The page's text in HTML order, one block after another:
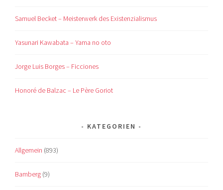
Samuel Becket – Meisterwerk des Existenzialismus
Yasunari Kawabata – Yama no oto
Jorge Luis Borges – Ficciones
Honoré de Balzac – Le Père Goriot
KATEGORIEN
Allgemein (893)
Bamberg (9)